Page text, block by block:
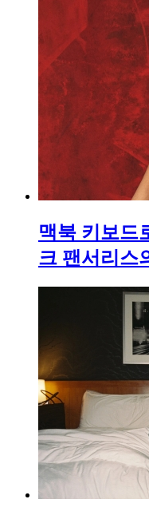
맥북 키보드
크 팬서리스